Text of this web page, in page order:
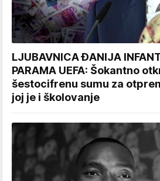
LJUBAVNICA ĐANIJA
PARAMA UEFA: Šokantno
šestocifrenu sumu za
joj je i školovanje